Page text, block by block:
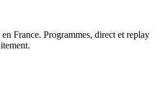
France. Programmes, direct et replay